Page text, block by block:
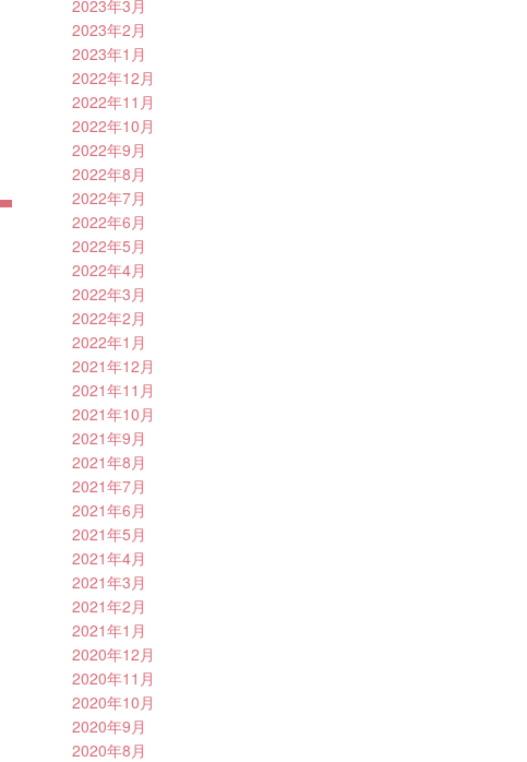
2023年3月
2023年2月
2023年1月
2022年12月
2022年11月
2022年10月
2022年9月
2022年8月
2022年7月
2022年6月
2022年5月
2022年4月
2022年3月
2022年2月
2022年1月
2021年12月
2021年11月
2021年10月
2021年9月
2021年8月
2021年7月
2021年6月
2021年5月
2021年4月
2021年3月
2021年2月
2021年1月
2020年12月
2020年11月
2020年10月
2020年9月
2020年8月